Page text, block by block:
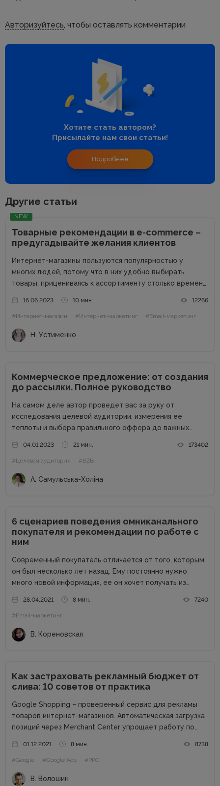
Авторизуйтесь, чтобы оставлять комментарии
Хотите стать автором?
Присылайте нам свои статьи!
Подробнее
Другие статьи
NEW
Товарные рекомендации в e-commerce –
предугадывайте желания клиентов
Интернет-магазины пользуются популярностью у
многих людей, потому что в них удобно выбирать
товары, прицениваясь к ассортименту столько времени,
комфортной обстановке без назойливых консультантов.
Но в этом кроется и минус онлайн-торговли – нет
возможности...
16.06.2023 10 мин. 12266
#Интернет-магазин #Интернет-маркетинг #Email-маркетинг
Н. Устименко
Коммерческое предложение: от создания
до рассылки. Полное руководство
На самом деле автор проведет вас за руку от
исследования целевой аудитории, измерения ее
теплоты и выбора правильного оффера до важных
клиенту. В процессе составления и отправления
коммерческого предложения важен абсолютно каждый
этап, поэтому...
04.01.2023 21 мин. 173402
#Целевая аудитория #B2B
А. Самульська-Холіна
6 сценариев поведения омниканального
покупателя и рекомендации по работе с
ним
Современный покупатель отличается от того, которым
он был несколько лет назад. Ему постоянно нужно
много новой информация, ее он хочет получать из
омниканальным и он должен быть приоритетом бренда,
так как средний чек его...
28.04.2021 8 мин. 7240
#Email-маркетинг
В. Кореновская
Как застраховать рекламный бюджет от
слива: 10 советов от практика
Google Shopping – проверенный сервис для рекламы
товаров интернет-магазинов. Автоматическая загрузка
позиций через Merchant Center упрощает работу по
Как правило, торговые кампании показывают высокую
эффективность, но помешать успеху могут ошибки и
01.12.2021 8 мин. 8738
#Google #Google Ads #PPC
В. Волошин